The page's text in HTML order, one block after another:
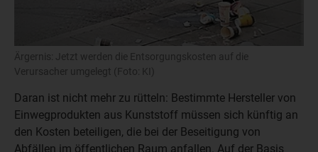
Ärgernis: Jetzt werden die Entsorgungskosten auf die
Verursacher umgelegt (Foto: KI)
Daran ist nicht mehr zu rütteln: Bestimmte Hersteller von
Einwegprodukten aus Kunststoff müssen sich künftig an
den Kosten beteiligen, die bei der Beseitigung von
Abfällen im öffentlichen Raum anfallen. Auf der Basis